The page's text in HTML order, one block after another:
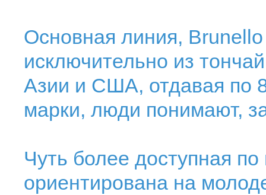
Основная линия,
исключительно из
Азии и США, отдавая по
марки, люди понимают,
Чуть более доступная
ориентирована на